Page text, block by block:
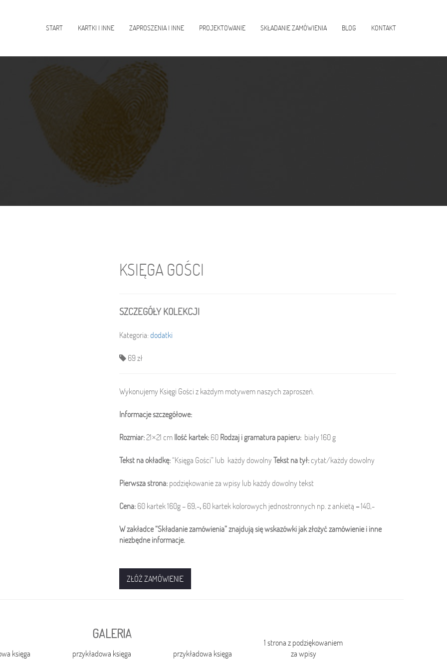
START KARTKI I INNE ZAPROSZENIA I INNE PROJEKTOWANIE SKŁADANIE ZAMÓWIENIA BLOG KONTAKT
KSIĘGA GOŚCI
SZCZEGÓŁY KOLEKCJI
Kategoria: dodatki
69 zł
Wykonujemy Księgi Gości z każdym motywem naszych zaproszeń.
Informacje szczegółowe:
Rozmiar:21×21 cm Ilość kartek: 60 Rodzaj i gramatura papieru: biały 160 g
Tekst na okładkę:“Księga Gości” lub każdy dowolny Tekst na tył:cytat/każdy dowolny
Pierwsza strona: podziękowanie za wpisy lub każdy dowolny tekst
Cena: 60 kartek 160g – 69,-, 60 kartek kolorowych jednostronnych np. z ankietą –140,-
W zakładce “Składanie zamówienia” znajdują się wskazówki jak złożyć zamówienie i inne
niezbędne informacje.
ZŁÓŻ ZAMÓWIENIE
GALERIA
księga przykładowa księga przykładowa księga
1 strona z podziękowaniem
za wpisy